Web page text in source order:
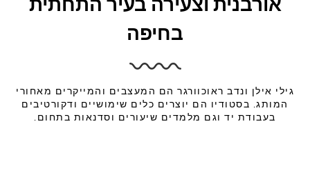
בחיפה
גילי אילן ונדב ראוכוורגר הם המעצבים והמייקרים מאחורי
המותג. בסטודיו הם יוצרים כלים שימושיים ודקורטיבים
בעבודת יד וגם מלמדים שיעורים וסדנאות בתחום.